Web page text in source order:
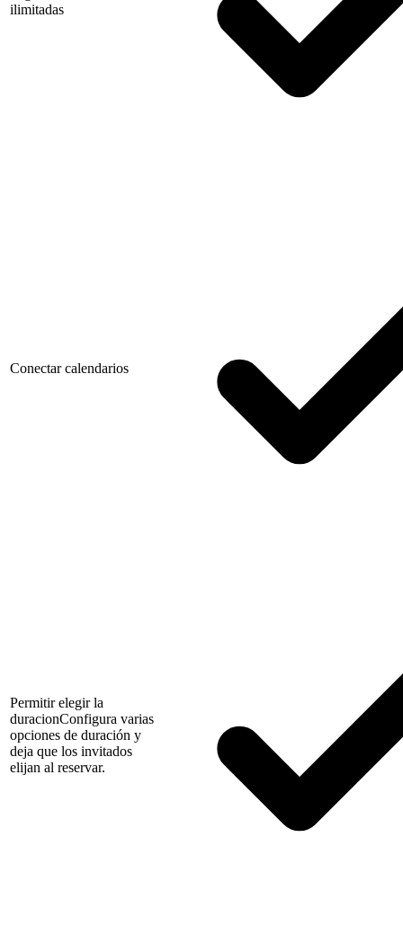
ilimitadas
Conectar calendarios
Permitir elegir la
duracionConfigura varias
opciones de duración y
deja que los invitados
elijan al reservar.